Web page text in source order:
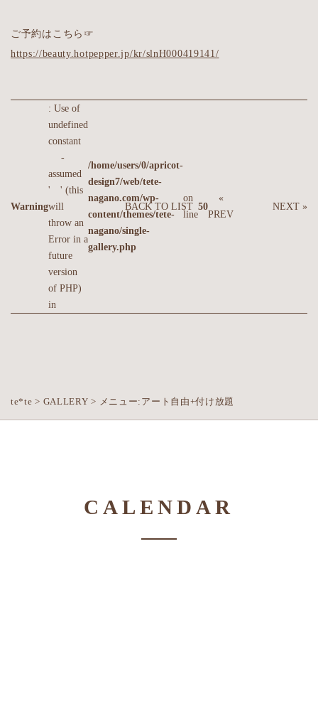
ご予約はこちら☞
https://beauty.hotpepper.jp/kr/slnH000419141/
Warning
: Use of
undefined
constant
-
assumed
' ' (this
will
throw an
Error in a
future
version
of PHP)
in
/home/users/0/apricot-
design7/web/tete-
nagano.com/wp-
content/themes/tete-
nagano/single-
gallery.php
on
line
50
«
PREV
BACK TO LIST NEXT »
te*te > GALLERY > メニュー:アート自由+付け放題
CALENDAR